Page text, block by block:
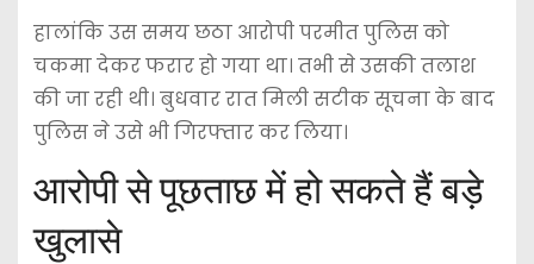
हालांकि उस समय छठा आरोपी परमीत पुलिस को
चकमा देकर फरार हो गया था। तभी से उसकी तलाश
की जा रही थी। बुधवार रात मिली सटीक सूचना के बाद
पुलिस ने उसे भी गिरफ्तार कर लिया।
आरोपी से पूछताछ में हो सकते हैं बड़े
खुलासे